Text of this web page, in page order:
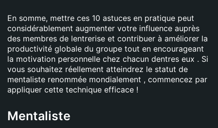
En somme, mettre ces 10 astuces en pratique peut
considérablement augmenter votre influence auprès
des membres de lentrerise et contribuer à améliorer la
productivité globale du groupe tout en encourageant
la motivation personnelle chez chacun dentres eux . Si
vous souhaitez réellement atteindrez le statut de
mentaliste renommée mondialement , commencez par
appliquer cette technique efficace !
Mentaliste